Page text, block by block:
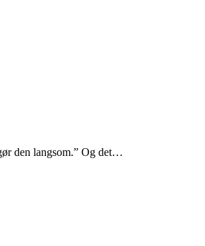
den langsom.” Og det…